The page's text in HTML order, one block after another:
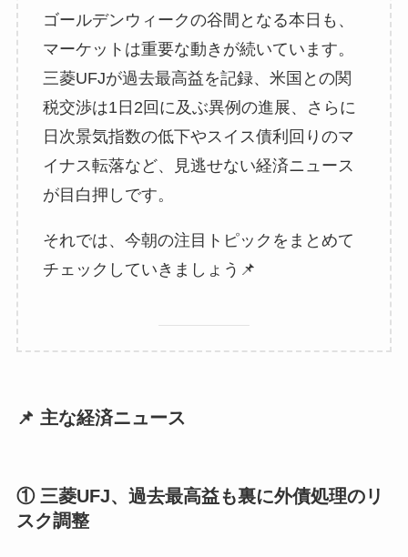
ゴールデンウィークの谷間となる本日も、
マーケットは重要な動きが続いています。
三菱UFJが過去最高益を記録、米国との関
税交渉は1日2回に及ぶ異例の進展、さらに
日次景気指数の低下やスイス債利回りのマ
イナス転落など、見逃せない経済ニュース
が目白押しです。
それでは、今朝の注目トピックをまとめて
チェックしていきましょう📌
📌 主な経済ニュース
① 三菱UFJ、過去最高益も裏に外債処理のリ
スク調整